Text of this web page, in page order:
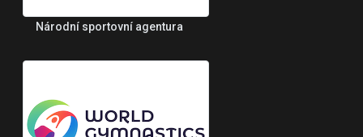
Národní sportovní agentura